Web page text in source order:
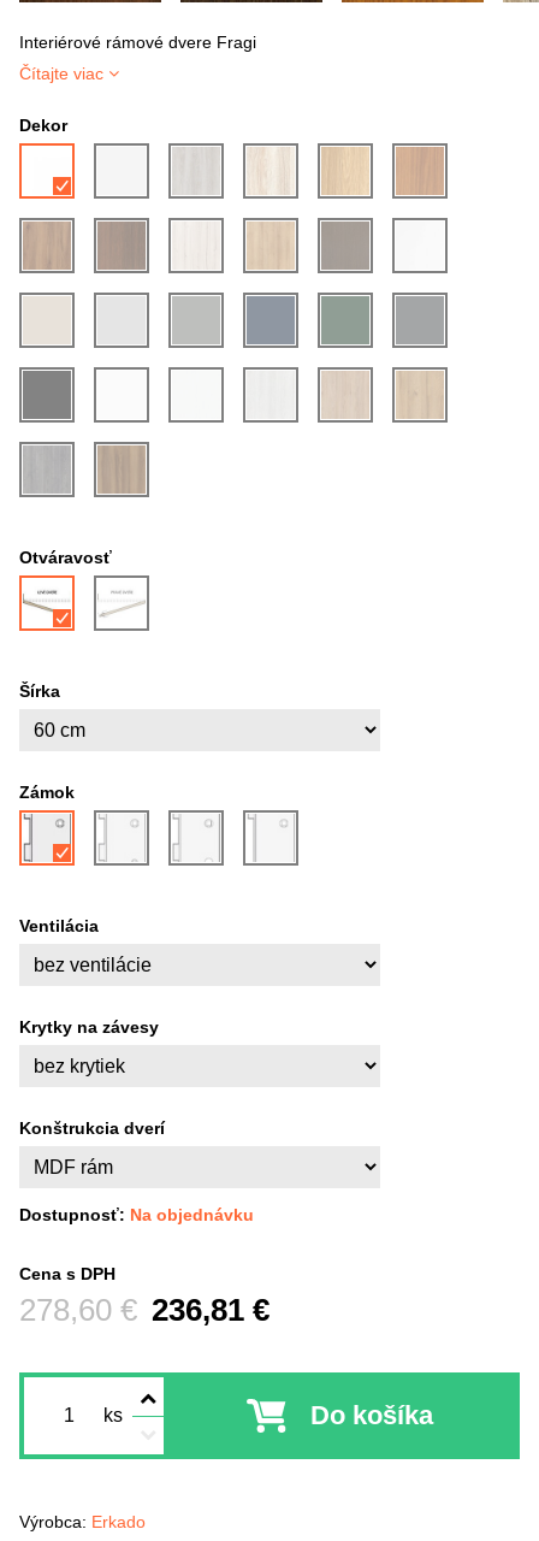
Interiérové rámové dvere Fragi
Čítajte viac
Dekor
Otváravosť
Šírka
Zámok
Ventilácia
Krytky na závesy
Konštrukcia dverí
Dostupnosť: Na objednávku
Cena s DPH
236,81 €
Pred zľavou:
278,60 €
ks Do košíka
Výrobca: Erkado